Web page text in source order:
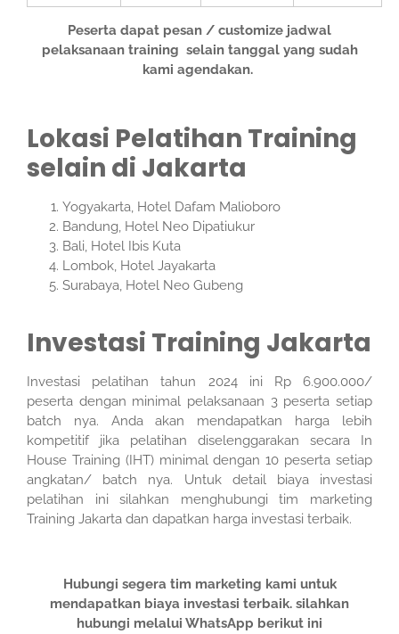
Peserta dapat pesan / customize jadwal
pelaksanaan training selain tanggal yang sudah
kami agendakan.
Lokasi Pelatihan Training
selain di Jakarta
Yogyakarta, Hotel Dafam Malioboro
Bandung, Hotel Neo Dipatiukur
Bali, Hotel Ibis Kuta
Lombok, Hotel Jayakarta
Surabaya, Hotel Neo Gubeng
Investasi Training Jakarta
Investasi pelatihan tahun 2024 ini Rp 6.900.000/
peserta dengan minimal pelaksanaan 3 peserta setiap
batch nya. Anda akan mendapatkan harga lebih
kompetitif jika pelatihan diselenggarakan secara In
House Training (IHT) minimal dengan 10 peserta setiap
angkatan/ batch nya. Untuk detail biaya investasi
pelatihan ini silahkan menghubungi tim marketing
Training Jakarta dan dapatkan harga investasi terbaik.
Hubungi segera tim marketing kami untuk
mendapatkan biaya investasi terbaik. silahkan
hubungi melalui WhatsApp berikut ini